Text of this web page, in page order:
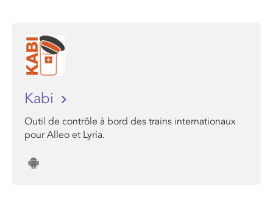
Kabi
Outil de contrôle à bord des trains internationaux
pour Alleo et Lyria.